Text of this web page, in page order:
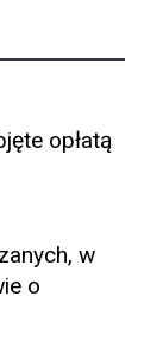
opłatą
w
o